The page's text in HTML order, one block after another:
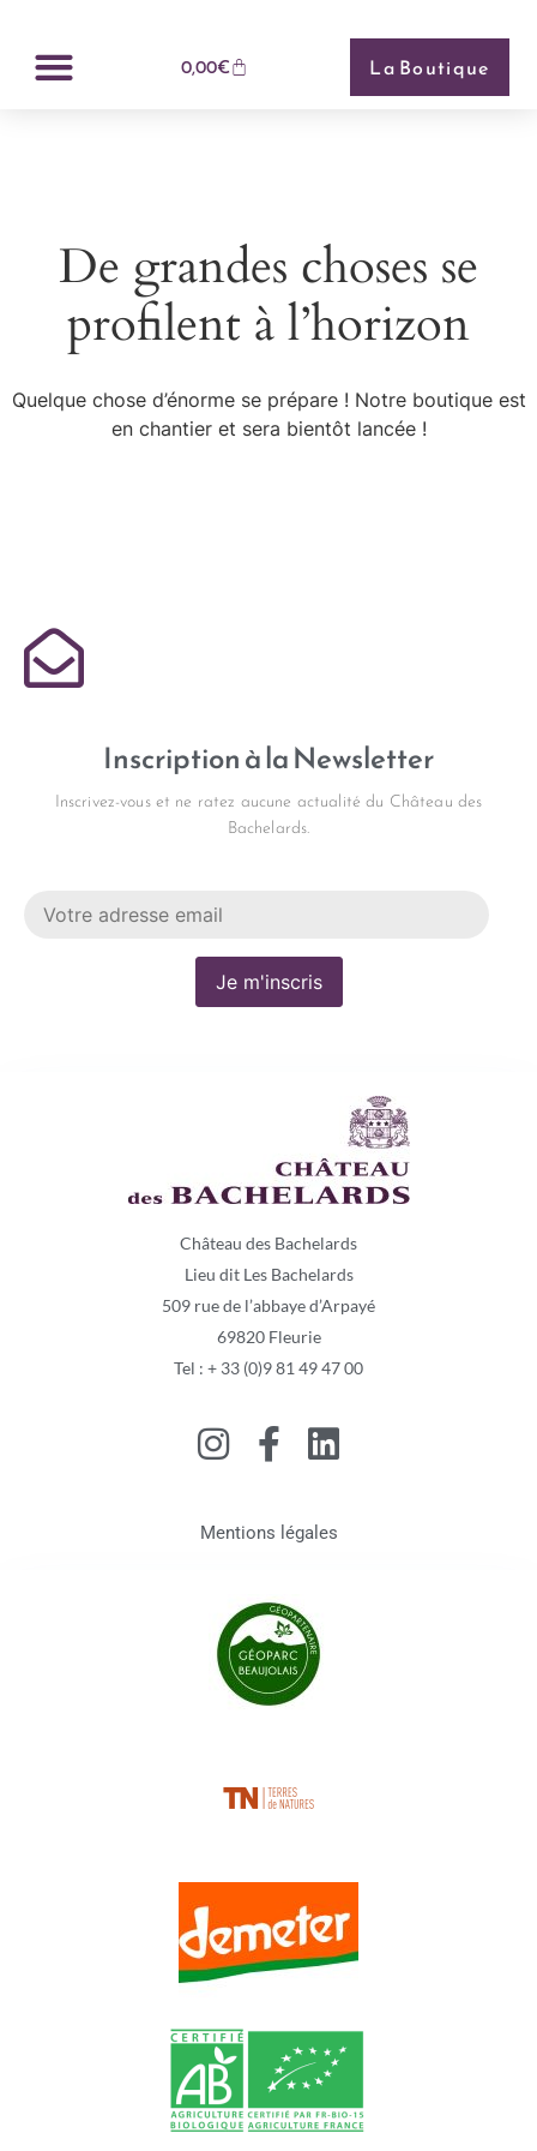
0,00€ La Boutique
De grandes choses se
profilent à l’horizon
Quelque chose d’énorme se prépare ! Notre boutique est
en chantier et sera bientôt lancée !
Inscription à la Newsletter
Inscrivez-vous et ne ratez aucune actualité du Château des
Bachelards.
Château des Bachelards
Lieu dit Les Bachelards
509 rue de l’abbaye d’Arpayé
69820 Fleurie
Tel : + 33 (0)9 81 49 47 00
Mentions légales